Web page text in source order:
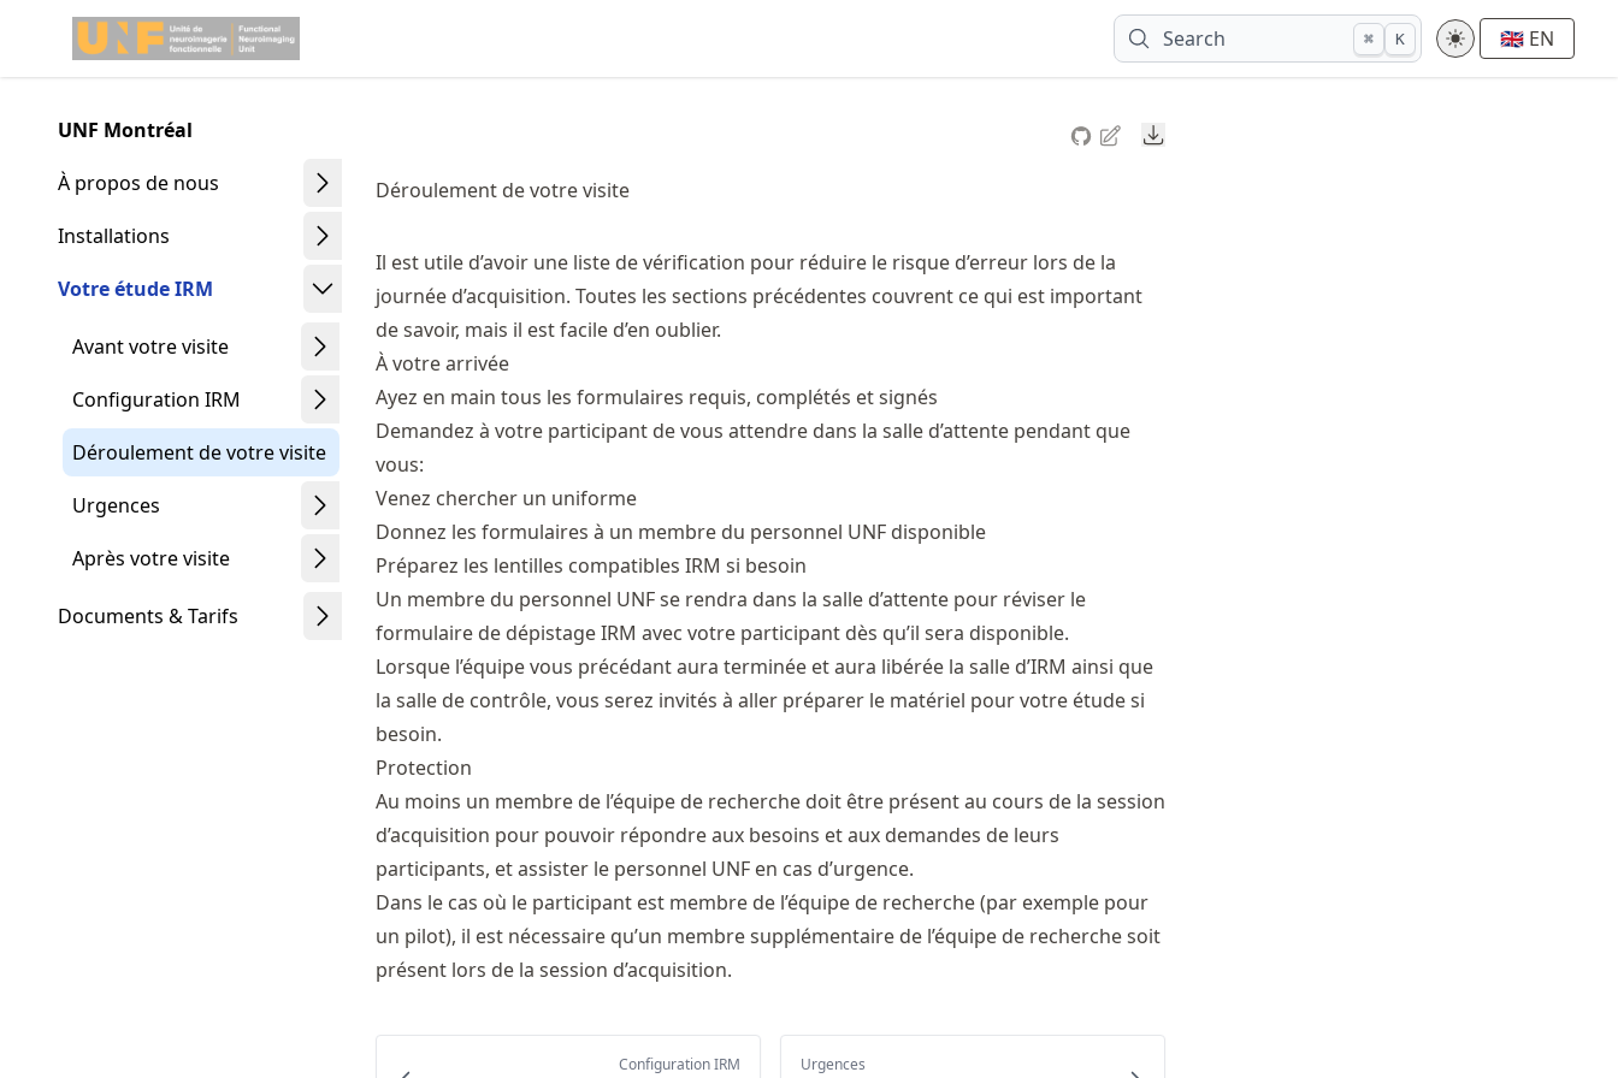
article
content
Made with MyST Search ⌘ K 🇬🇧 EN
UNF Montréal
À propos de nous
Installations
Votre étude IRM
Avant votre visite
Configuration IRM
Déroulement de votre visite
Urgences
Après votre visite
Documents & Tarifs
Downloads
Déroulement de votre visite
Il est utile d’avoir une liste de vérification pour réduire le risque d’erreur lors de la
journée d’acquisition. Toutes les sections précédentes couvrent ce qui est important
de savoir, mais il est facile d’en oublier.
À votre arrivée
Ayez en main tous les formulaires requis, complétés et signés
Demandez à votre participant de vous attendre dans la salle d’attente pendant que
vous:
Venez chercher un uniforme
Donnez les formulaires à un membre du personnel UNF disponible
Préparez les lentilles compatibles IRM si besoin
Un membre du personnel UNF se rendra dans la salle d’attente pour réviser le
formulaire de dépistage IRM avec votre participant dès qu’il sera disponible.
Lorsque l’équipe vous précédant aura terminée et aura libérée la salle d’IRM ainsi que
la salle de contrôle, vous serez invités à aller préparer le matériel pour votre étude si
besoin.
Protection
Au moins un membre de l’équipe de recherche doit être présent au cours de la session
d’acquisition pour pouvoir répondre aux besoins et aux demandes de leurs
participants, et assister le personnel UNF en cas d’urgence.
Dans le cas où le participant est membre de l’équipe de recherche (par exemple pour
un pilot), il est nécessaire qu’un membre supplémentaire de l’équipe de recherche soit
présent lors de la session d’acquisition.
Configuration IRM Urgences